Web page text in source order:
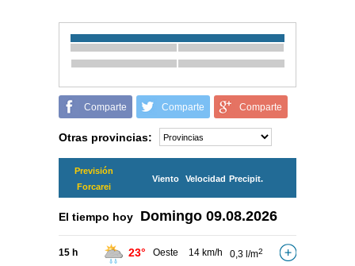
Comparte Comparte Comparte
Otras provincias:
Previsión
Forcarei
Viento Velocidad Precipit.
El tiempo hoy Domingo 09.08.2026
15 h 23° Oeste 14 km/h 0,3 l/m2